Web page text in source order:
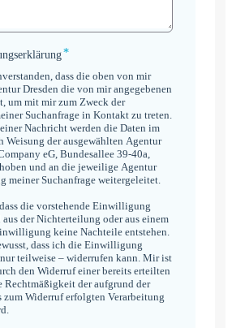
*
dass die oben von mir
Dresden die von mir angegebenen
um mit mir zum Zweck der
Suchanfrage in Kontakt zu treten.
Nachricht werden die Daten im
Weisung der ausgewählten Agentur
eG, Bundesallee 39-40a,
und an die jeweilige Agentur
meiner Suchanfrage weitergeleitet.
die vorstehende Einwilligung
der Nichterteilung oder aus einem
keine Nachteile entstehen.
dass ich die Einwilligung
teilweise – widerrufen kann. Mir ist
den Widerruf einer bereits erteilten
der aufgrund der
Widerruf erfolgten Verarbeitung